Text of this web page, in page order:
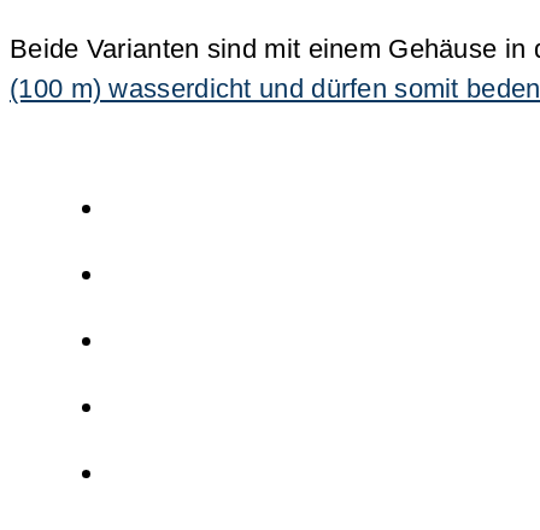
Beide Varianten sind mit einem Gehäuse
(100 m) wasserdicht und dürfen somit